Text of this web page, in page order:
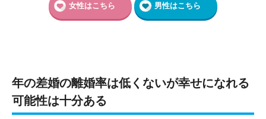
女性はこちら 男性はこちら
年の差婚の離婚率は低くないが幸せになれる
可能性は十分ある